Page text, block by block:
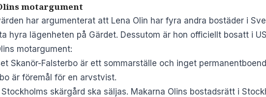
motargument
har argumenterat att Lena Olin har fyra andra bostäder i
hyra lägenheten på Gärdet. Dessutom är hon officiellt bosatt i
motargument:
Skanör-Falsterbo är ett sommarställe och inget
är föremål för en arvstvist.
skärgård ska säljas. Makarna Olins bostadsrätt i